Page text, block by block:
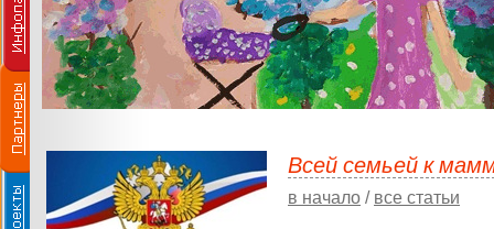
Всей семьей к
в начало / все статьи